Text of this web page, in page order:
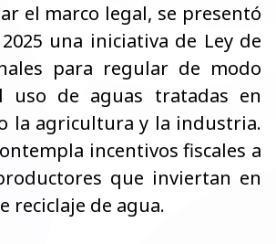
el marco legal, se presentó
una iniciativa de Ley de
para regular de modo
uso de aguas tratadas en
la agricultura y la industria.
incentivos fiscales a
que inviertan en
reciclaje de agua.